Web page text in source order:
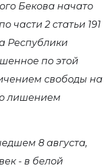
Бекова начато
части 2 статьи 191
Республики
по этой
свободы на
лишением
8 августа,
- в белой